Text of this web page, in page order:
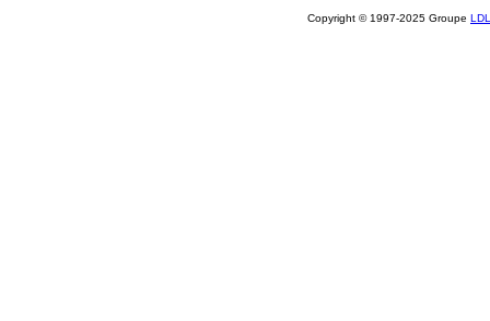
Copyright © 1997-2025 Groupe